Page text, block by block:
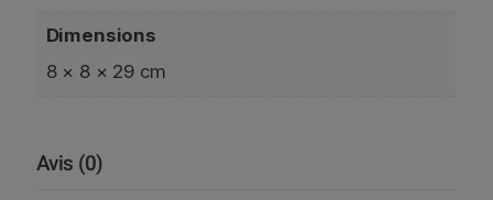
Dimensions
8 × 8 × 29 cm
Avis (0)